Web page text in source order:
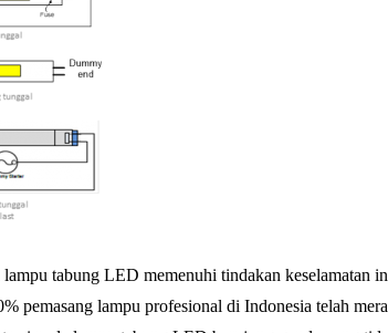
tabung LED memenuhi tindakan keselamatan
pemasang lampu profesional di Indonesia telah